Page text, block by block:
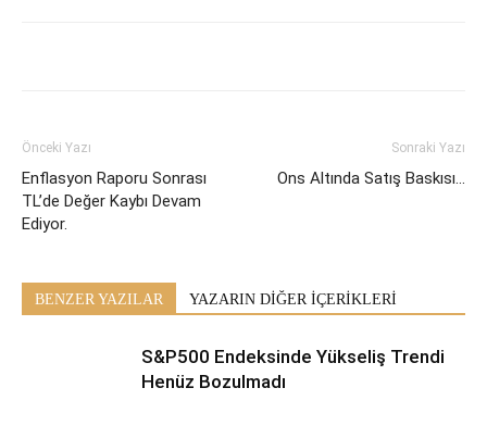
Önceki Yazı
Enflasyon Raporu Sonrası
TL’de Değer Kaybı Devam
Ediyor.
Sonraki Yazı
Ons Altında Satış Baskısı…
BENZER YAZILAR YAZARIN DİĞER İÇERİKLERİ
S&P500 Endeksinde Yükseliş Trendi
Henüz Bozulmadı